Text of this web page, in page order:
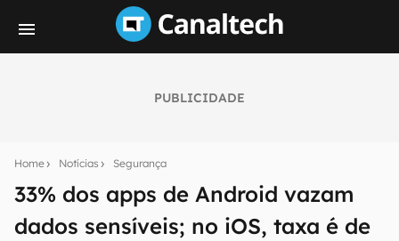
PUBLICIDADE
Home Notícias Segurança
33% dos apps de Android vazam
dados sensíveis; no iOS, taxa é de
notícias e reviews sobre tecnologia em primeira
mão.
E-mail